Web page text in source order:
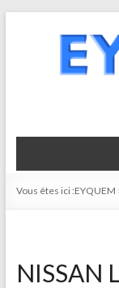
Vous êtes ici :EYQUEM
NISSAN